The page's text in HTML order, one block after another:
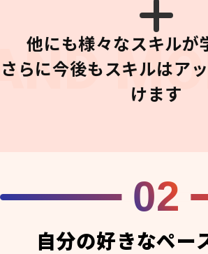
他にも様々なスキルが
さらに今後もスキルはア
けます
02
自分の好きなペー